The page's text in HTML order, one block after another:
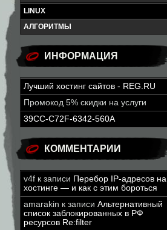
LINUX
АЛГОРИТМЫ
ИНФОРМАЦИЯ
Лучший хостинг сайтов - REG.RU
Промокод 5% скидки на услуги
39CC-C72F-6342-560A
КОММЕНТАРИИ
v4f к записи Перебор IP-адресов на
хостинге — и как с этим бороться
amarakin к записи Альтернативный
список заблокированных в РФ
ресурсов Re:filter